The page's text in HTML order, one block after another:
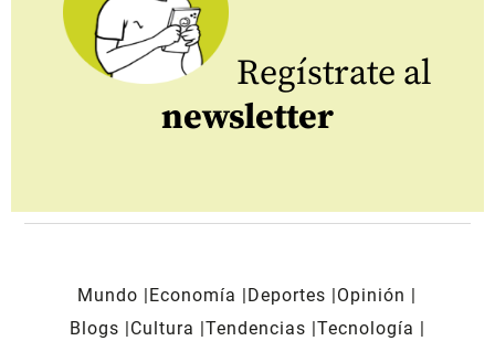
Regístrate al
newsletter
Mundo Economía Deportes
Opinión
Blogs
Cultura Tendencias Tecnología